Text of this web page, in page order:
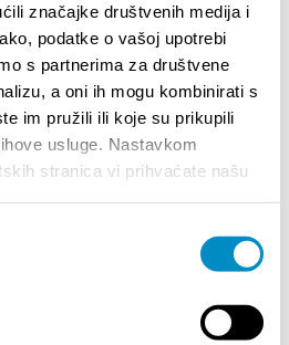
značajke društvenih medija i
podatke o vašoj upotrebi
s partnerima za društvene
a oni ih mogu kombinirati s
im pružili ili koje su prikupili
usluge. Nastavkom
stranica vi prihvaćate našu
2027.- VAŽNA
REGISTRACIJSKOG
Your